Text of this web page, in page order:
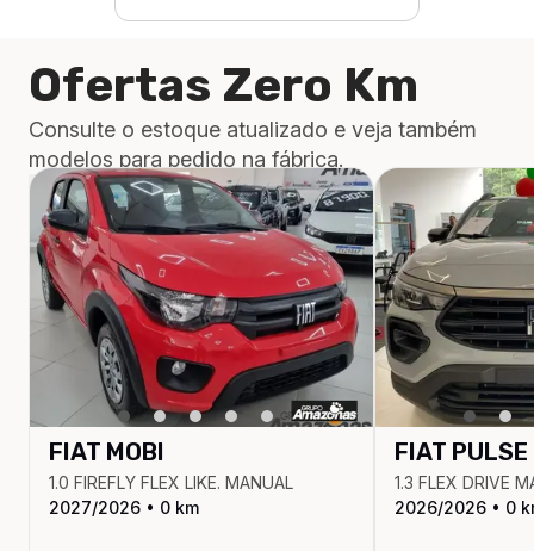
Ofertas Zero Km
Consulte o estoque atualizado e veja também
modelos para pedido na fábrica.
Ver mais
FIAT MOBI
1.0 FIREFLY FLEX LIKE. MANUAL
2027/2026 • 0 km
FIAT PULSE
1.3 FLEX DRIVE
2026/2026 • 0